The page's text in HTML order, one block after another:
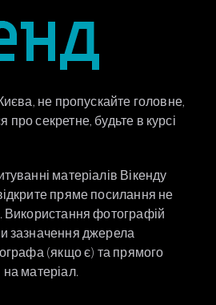
не пропускайте головне,
секретне, будьте в курсі
матеріалів Вікенду
пряме посилання не
Використання фотографій
зазначення джерела
(якщо є) та прямого
матеріал.